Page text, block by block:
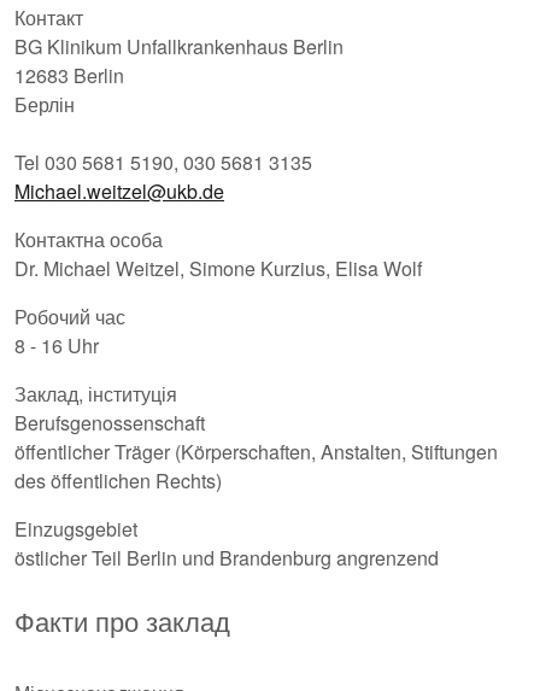
Контакт
BG Klinikum Unfallkrankenhaus Berlin
12683 Berlin
Берлін
Tel 030 5681 5190, 030 5681 3135
Michael.weitzel@ukb.de
Контактна особа
Dr. Michael Weitzel, Simone Kurzius, Elisa Wolf
Робочий час
8 - 16 Uhr
Заклад, інституція
Berufsgenossenschaft
öffentlicher Träger (Körperschaften, Anstalten, Stiftungen
des öffentlichen Rechts)
Einzugsgebiet
östlicher Teil Berlin und Brandenburg angrenzend
Факти про заклад